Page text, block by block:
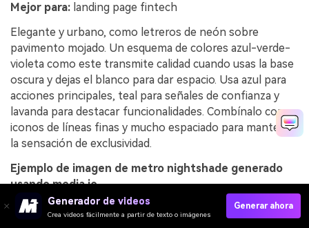
Mejor para: landing page fintech
Elegante y urbano, como letreros de neón sobre
pavimento mojado. Un esquema de colores azul-verde-
violeta como este transmite calidad cuando usas la base
oscura y dejas el blanco para dar espacio. Usa azul para
acciones principales, teal para señales de confianza y
lavanda para destacar funcionalidades. Combínalo con
iconos de líneas finas y mucho espaciado para mantener
la sensación de exclusividad.
Ejemplo de imagen de metro nightshade generado
usando media.io
Generador de videos
Crea videos fácilmente a partir de texto o imágenes
Generar ahora